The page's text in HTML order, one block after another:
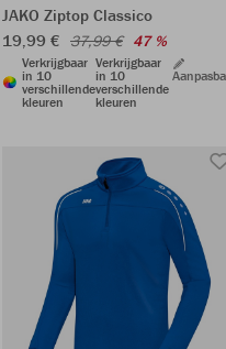
JAKO Ziptop Classico
19,99 € 37,99 € 47 %
Verkrijgbaar
in 10
verschillende
kleuren
Verkrijgbaar
in 10
verschillende
kleuren